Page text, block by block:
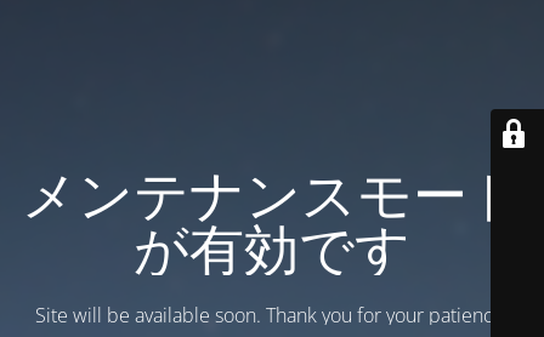
メンテナンスモード
が有効です
Site will be available soon. Thank you for your patience!